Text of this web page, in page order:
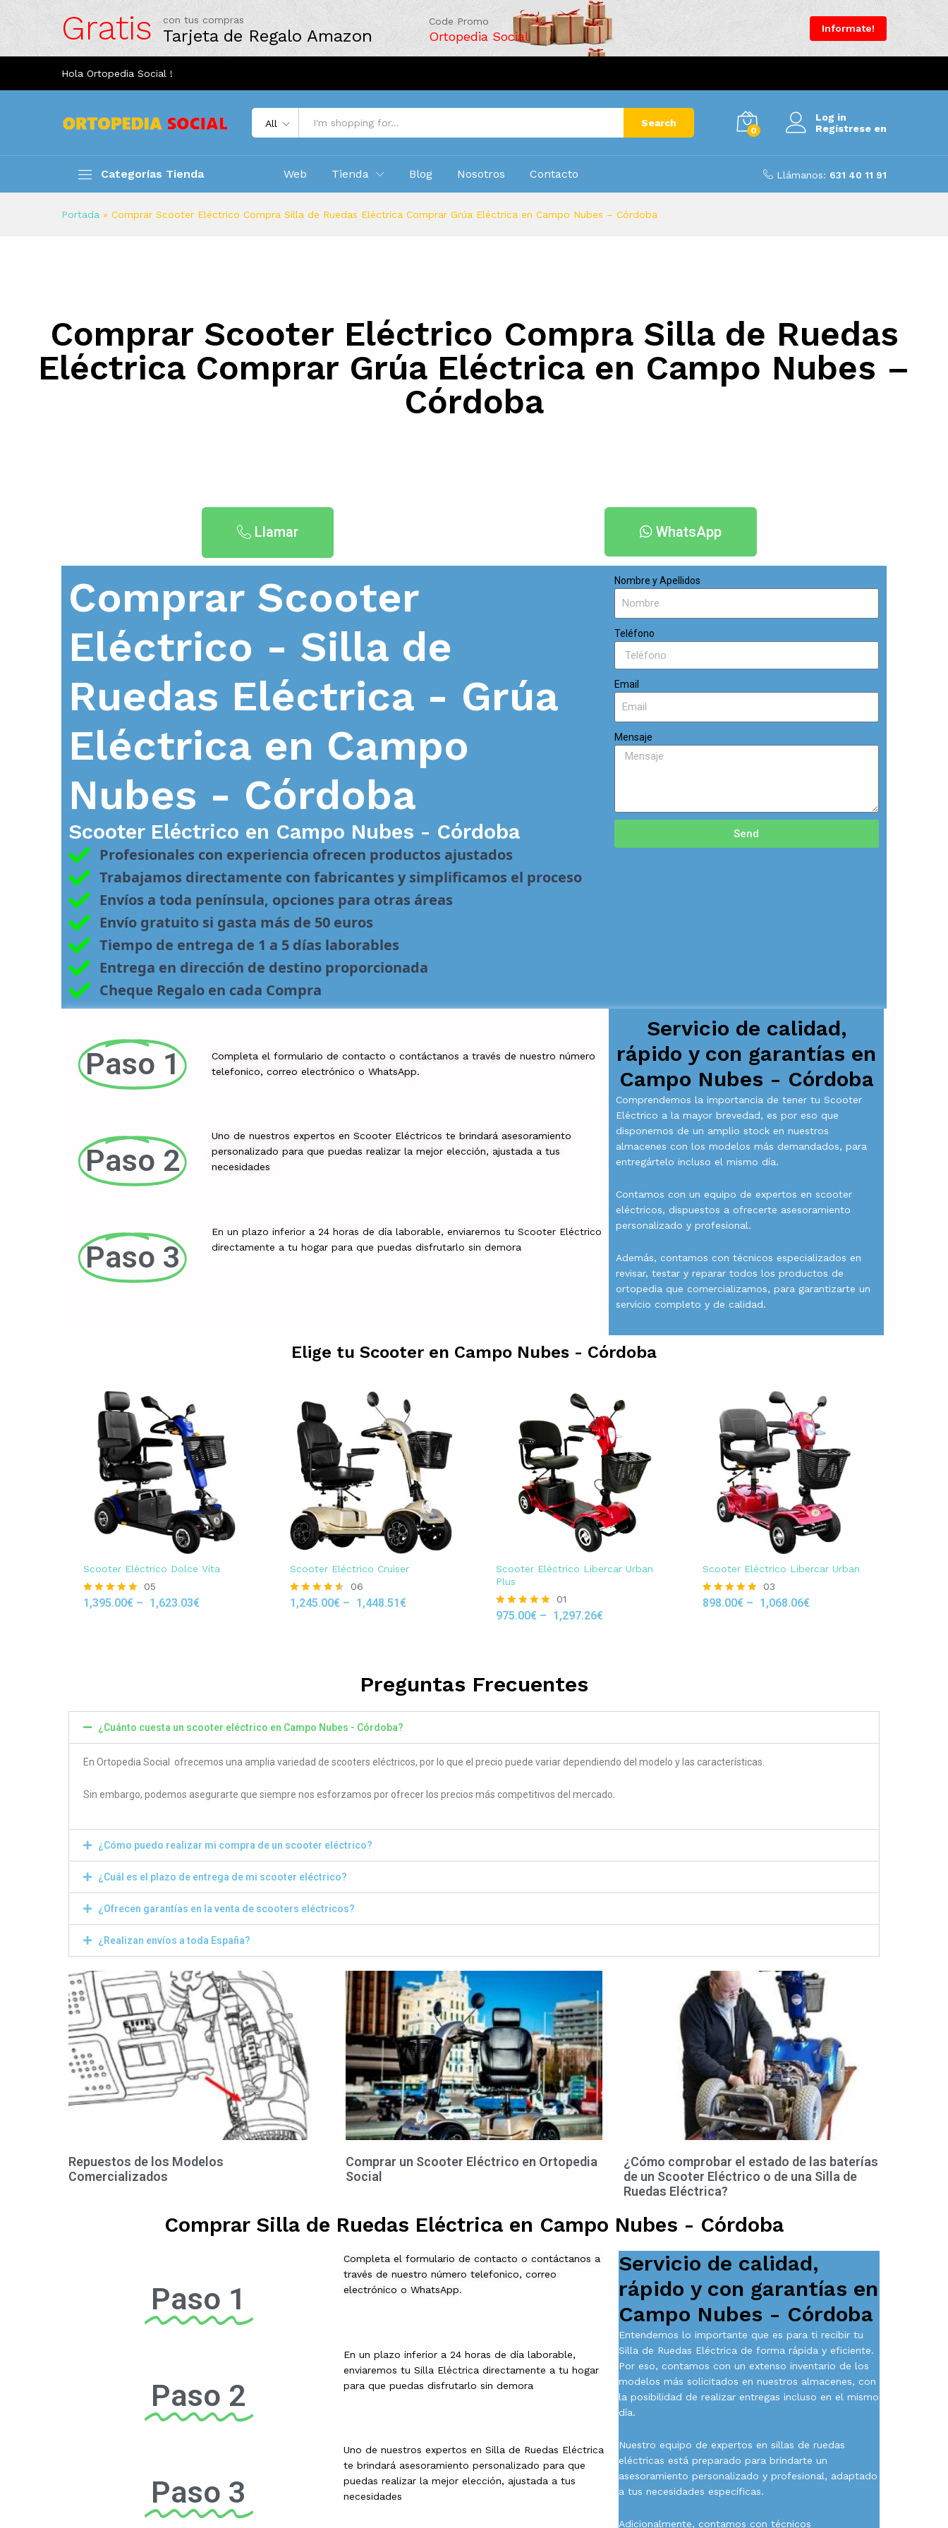
Gratis con tus compras
Tarjeta de Regalo Amazon
Code Promo
Ortopedia Social
Informate!
Hola Ortopedia Social !
All Search
0
Log in
Regístrese en
Categorías Tienda Web Tienda Blog Nosotros Contacto Llámanos: 631 40 11 91
Portada » Comprar Scooter Eléctrico Compra Silla de Ruedas Eléctrica Comprar Grúa Eléctrica en Campo Nubes – Córdoba
Comprar Scooter Eléctrico Compra Silla de Ruedas
Eléctrica Comprar Grúa Eléctrica en Campo Nubes –
Córdoba
Llamar WhatsApp
Comprar Scooter
Eléctrico - Silla de
Ruedas Eléctrica - Grúa
Eléctrica en Campo
Nubes - Córdoba
Scooter Eléctrico en Campo Nubes - Córdoba
Profesionales con experiencia ofrecen productos ajustados
Trabajamos directamente con fabricantes y simplificamos el proceso
Envíos a toda península, opciones para otras áreas
Envío gratuito si gasta más de 50 euros
Tiempo de entrega de 1 a 5 días laborables
Entrega en dirección de destino proporcionada
Cheque Regalo en cada Compra
Nombre y Apellidos
Teléfono
Email
Mensaje
Send
Paso 1
Paso 2
Paso 3
Completa el formulario de contacto o contáctanos a través de nuestro número
telefonico, correo electrónico o WhatsApp.
Uno de nuestros expertos en Scooter Eléctricos te brindará asesoramiento
personalizado para que puedas realizar la mejor elección, ajustada a tus
necesidades
En un plazo inferior a 24 horas de día laborable, enviaremos tu Scooter Eléctrico
directamente a tu hogar para que puedas disfrutarlo sin demora
Servicio de calidad,
rápido y con garantías en
Campo Nubes - Córdoba
Comprendemos la importancia de tener tu Scooter
Eléctrico a la mayor brevedad, es por eso que
disponemos de un amplio stock en nuestros
almacenes con los modelos más demandados, para
entregártelo incluso el mismo día.
Contamos con un equipo de expertos en scooter
eléctricos, dispuestos a ofrecerte asesoramiento
personalizado y profesional.
Además, contamos con técnicos especializados en
revisar, testar y reparar todos los productos de
ortopedia que comercializamos, para garantizarte un
servicio completo y de calidad.
Elige tu Scooter en Campo Nubes - Córdoba
Scooter Eléctrico Dolce Vita
Rated
05
1,395.00€ – 1,623.03€
Scooter Eléctrico Cruiser
Rated
06
1,245.00€– 1,448.51€
Scooter Eléctrico Libercar Urban
Plus
Rated
01
975.00€ – 1,297.26€
Scooter Eléctrico Libercar Urban
Rated
03
898.00€– 1,068.06€
Preguntas Frecuentes
¿Cuánto cuesta un scooter eléctrico en Campo Nubes - Córdoba?
En Ortopedia Social ofrecemos una amplia variedad de scooters eléctricos, por lo que el precio puede variar dependiendo del modelo y las características.
Sin embargo, podemos asegurarte que siempre nos esforzamos por ofrecer los precios más competitivos del mercado.
¿Cómo puedo realizar mi compra de un scooter eléctrico?
¿Cuál es el plazo de entrega de mi scooter eléctrico?
¿Ofrecen garantías en la venta de scooters eléctricos?
¿Realizan envíos a toda España?
Repuestos de los Modelos
Comercializados
Comprar un Scooter Eléctrico en Ortopedia
Social
¿Cómo comprobar el estado de las baterías
de un Scooter Eléctrico o de una Silla de
Ruedas Eléctrica?
Comprar Silla de Ruedas Eléctrica en Campo Nubes - Córdoba
Paso 1
Paso 2
Paso 3
Completa el formulario de contacto o contáctanos a
través de nuestro número telefonico, correo
electrónico o WhatsApp.
En un plazo inferior a 24 horas de día laborable,
enviaremos tu Silla Eléctrica directamente a tu hogar
para que puedas disfrutarlo sin demora
Uno de nuestros expertos en Silla de Ruedas Eléctrica
te brindará asesoramiento personalizado para que
puedas realizar la mejor elección, ajustada a tus
necesidades
Servicio de calidad,
rápido y con garantías en
Campo Nubes - Córdoba
Entendemos lo importante que es para ti recibir tu
Silla de Ruedas Eléctrica de forma rápida y eficiente.
Por eso, contamos con un extenso inventario de los
modelos más solicitados en nuestros almacenes, con
la posibilidad de realizar entregas incluso en el mismo
día.
Nuestro equipo de expertos en sillas de ruedas
eléctricas está preparado para brindarte un
asesoramiento personalizado y profesional, adaptado
a tus necesidades específicas.
Adicionalmente, contamos con técnicos